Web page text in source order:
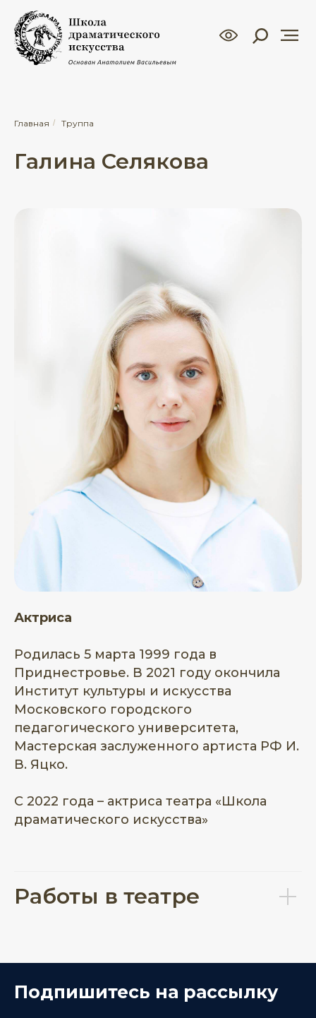
Главная / Труппа
Галина Селякова
Актриса
Родилась 5 марта 1999 года в
Приднестровье. В 2021 году окончила
Институт культуры и искусства
Московского городского
педагогического университета,
Мастерская заслуженного артиста РФ И.
В. Яцко.
С 2022 года – актриса театра «Школа
драматического искусства»
Работы в театре
Подпишитесь на рассылку